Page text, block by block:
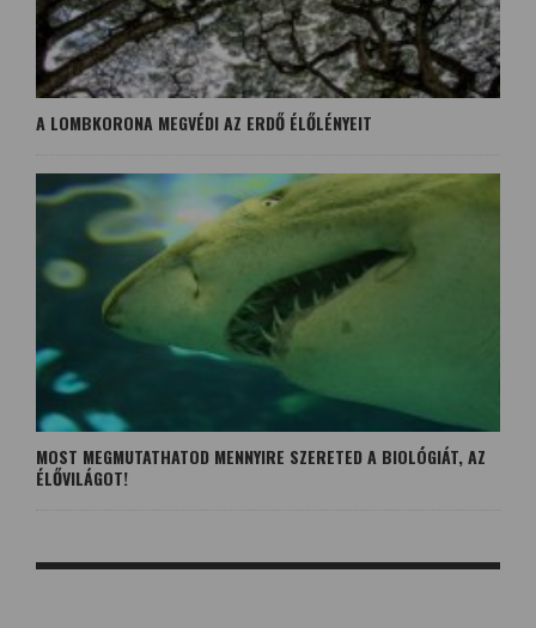
A LOMBKORONA MEGVÉDI AZ ERDŐ ÉLŐLÉNYEIT
MOST MEGMUTATHATOD MENNYIRE SZERETED A BIOLÓGIÁT, AZ
ÉLŐVILÁGOT!